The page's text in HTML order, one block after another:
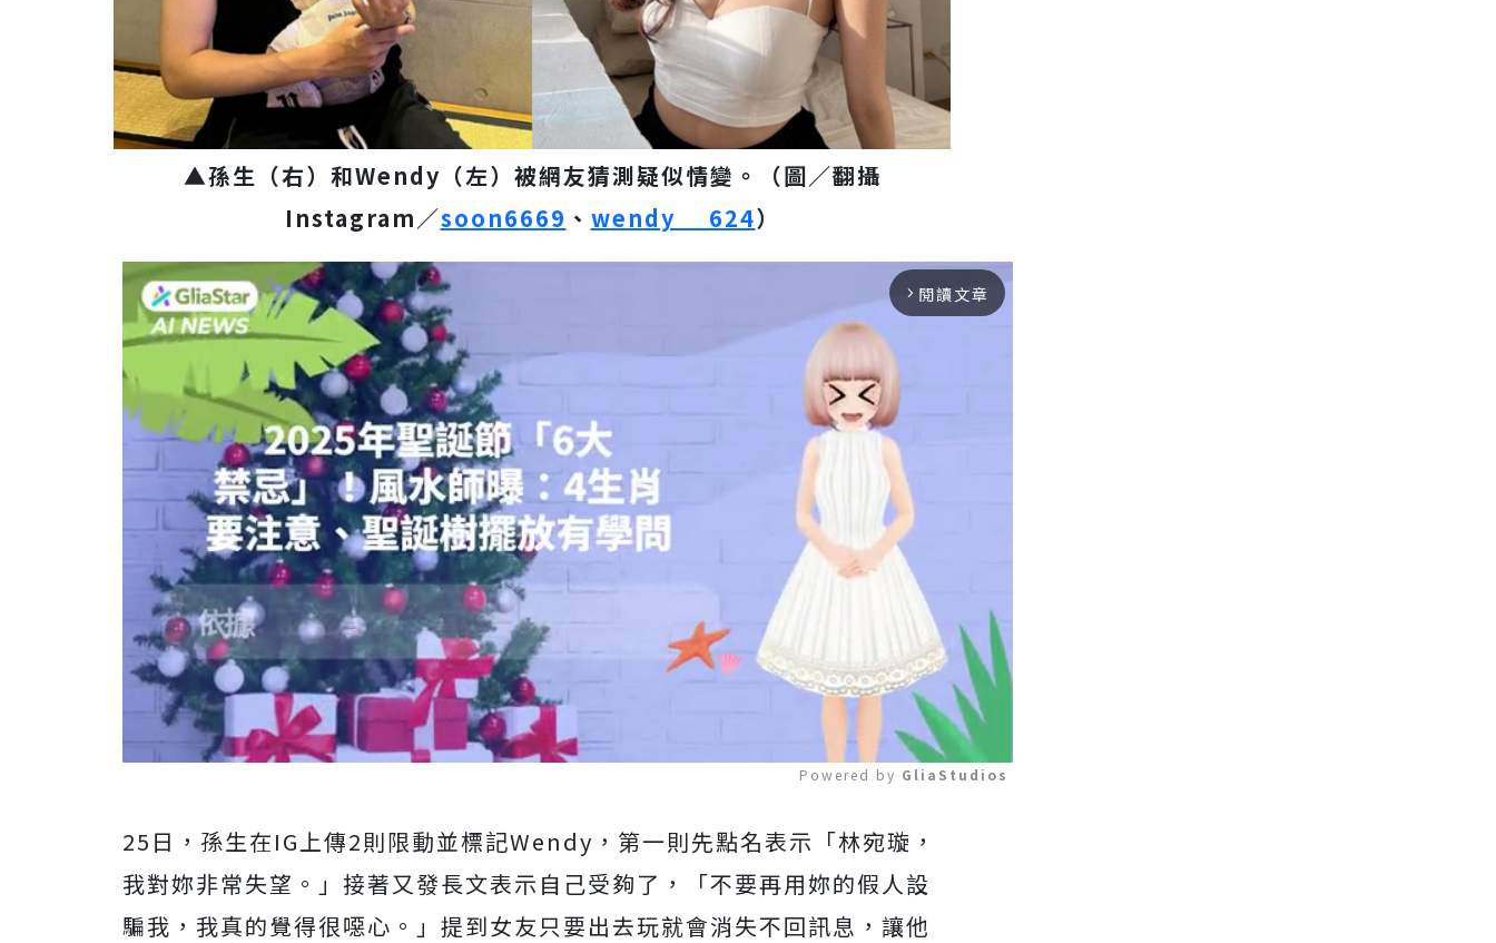
▲孫生（右）和Wendy（左）被網友猜測疑似情變。（圖／翻攝
Instagram／soon6669 、 wendy__624）
arrow_forward_ios 閱讀文章
Mute
Powered by GliaStudios
25日，孫生在IG上傳2則限動並標記Wendy，第一則先點名表示「林宛璇，
我對妳非常失望。」接著又發長文表示自己受夠了，「不要再用妳的假人設
騙我，我真的覺得很噁心。」提到女友只要出去玩就會消失不回訊息，讓他